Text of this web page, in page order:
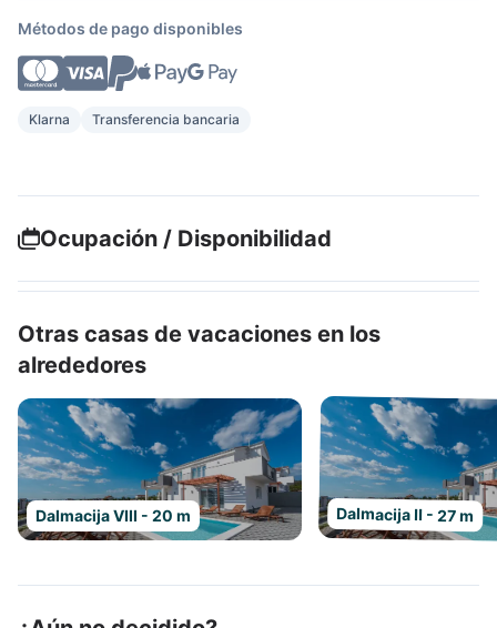
Métodos de pago disponibles
Klarna Transferencia bancaria
Ocupación / Disponibilidad
Otras casas de vacaciones en los
alrededores
Dalmacija VIII - 20 m Dalmacija II - 27 m